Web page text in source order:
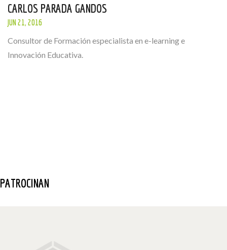
CARLOS PARADA GANDOS
JUN 21, 2016
Consultor de Formación especialista en e-learning e
Innovación Educativa.
PATROCINAN